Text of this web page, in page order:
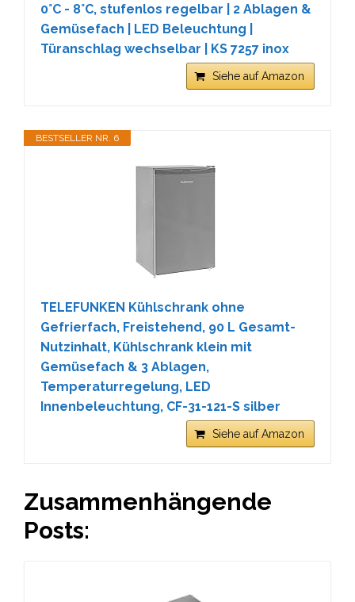
0°C - 8°C, stufenlos regelbar | 2 Ablagen &
Gemüsefach | LED Beleuchtung |
Türanschlag wechselbar | KS 7257 inox
Siehe auf Amazon
BESTSELLER NR. 6
TELEFUNKEN Kühlschrank ohne
Gefrierfach, Freistehend, 90 L Gesamt-
Nutzinhalt, Kühlschrank klein mit
Gemüsefach & 3 Ablagen,
Temperaturregelung, LED
Innenbeleuchtung, CF-31-121-S silber
Siehe auf Amazon
Zusammenhängende
Posts: